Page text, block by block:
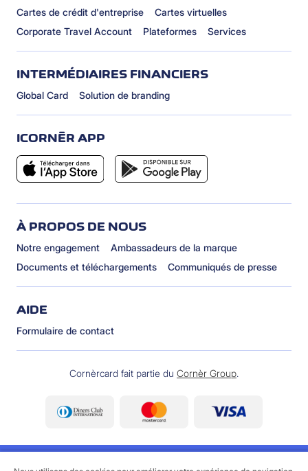
Cartes de crédit d'entreprise
Cartes virtuelles
Corporate Travel Account
Plateformes Services
INTERMÉDIAIRES FINANCIERS
Global Card Solution de branding
ICORNÈR APP
À PROPOS DE NOUS
Notre engagement
Ambassadeurs de la marque
Documents et téléchargements
Communiqués de presse
AIDE
Formulaire de contact
Cornèrcard fait partie du Cornèr Group.